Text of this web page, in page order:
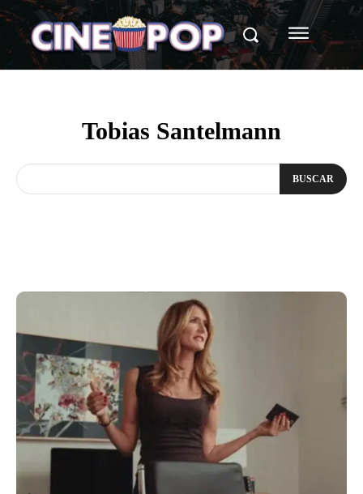
Tobias Santelmann
BUSCAR